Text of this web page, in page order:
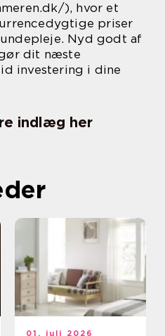
), hvor et
priser
Nyd godt af
dit næste
investering i dine
indlæg her
01. juli 2026